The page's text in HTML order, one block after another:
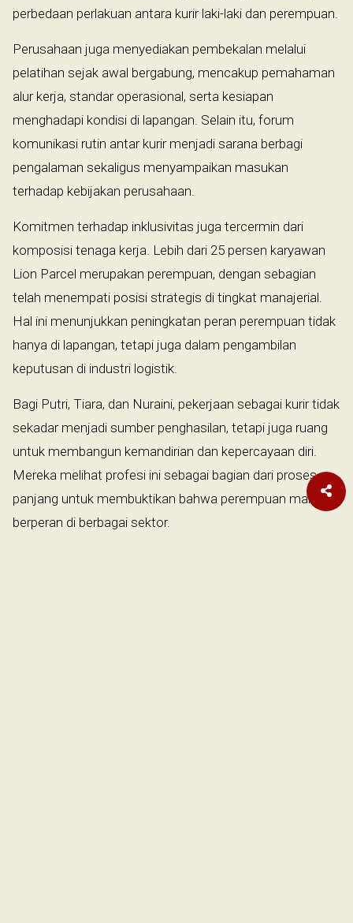
perbedaan perlakuan antara kurir laki-laki dan perempuan.
Perusahaan juga menyediakan pembekalan melalui
pelatihan sejak awal bergabung, mencakup pemahaman
alur kerja, standar operasional, serta kesiapan
menghadapi kondisi di lapangan. Selain itu, forum
komunikasi rutin antar kurir menjadi sarana berbagi
pengalaman sekaligus menyampaikan masukan
terhadap kebijakan perusahaan.
Komitmen terhadap inklusivitas juga tercermin dari
komposisi tenaga kerja. Lebih dari 25 persen karyawan
Lion Parcel merupakan perempuan, dengan sebagian
telah menempati posisi strategis di tingkat manajerial.
Hal ini menunjukkan peningkatan peran perempuan tidak
hanya di lapangan, tetapi juga dalam pengambilan
keputusan di industri logistik.
Bagi Putri, Tiara, dan Nuraini, pekerjaan sebagai kurir tidak
sekadar menjadi sumber penghasilan, tetapi juga ruang
untuk membangun kemandirian dan kepercayaan diri.
Mereka melihat profesi ini sebagai bagian dari proses
panjang untuk membuktikan bahwa perempuan mampu
berperan di berbagai sektor.